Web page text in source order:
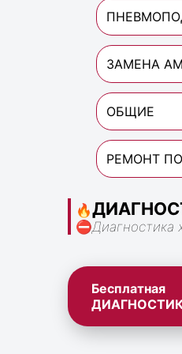
ЗАМЕНА
ОБЩИЕ
РЕМОНТ
🔥
⛔Диагностика
Бесплатная